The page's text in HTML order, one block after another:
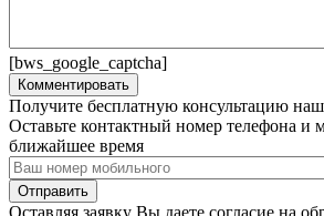
[bws_google_captcha]
Получите бесплатную консультацию
Оставьте контактный номер телефона и
ближайшее время
Оставляя заявку Вы даете согласие на